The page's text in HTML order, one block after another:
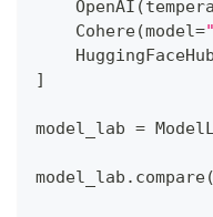
    OpenAI
(
    Cohere
(model=
    HuggingFaceHub
]
model_lab =
model_lab . compare(